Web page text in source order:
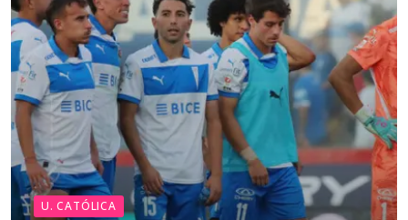
U. CATÓLICA